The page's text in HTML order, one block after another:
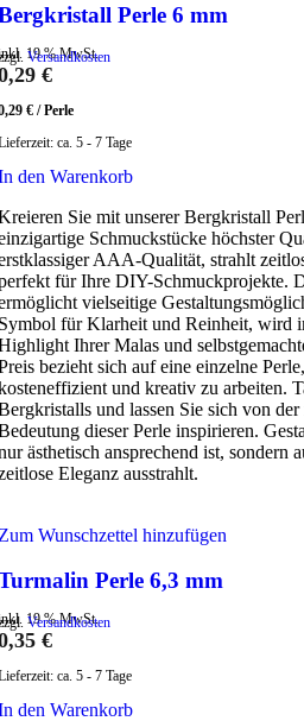
Perle 6 mm
19 % MwSt.
Versandkosten
€
€ /Perle
ca. 5 - 7 Tage
den Warenkorb
Sie mit unserer Bergkristall
Schmuckstücke höchster
AAA-Qualität, strahlt
für Ihre DIY-Schmuckprojekte.
vielseitige
für Klarheit und Reinheit, wird
Ihrer Malas und
bezieht sich auf eine einzelne
und kreativ zu arbeiten.
und lassen Sie sich von
dieser Perle inspirieren.
ästhetisch ansprechend ist, sondern
Eleganz ausstrahlt.
Wunschzettel hinzufügen
Perle 6,3 mm
19 % MwSt.
Versandkosten
€
ca. 5 - 7 Tage
den Warenkorb